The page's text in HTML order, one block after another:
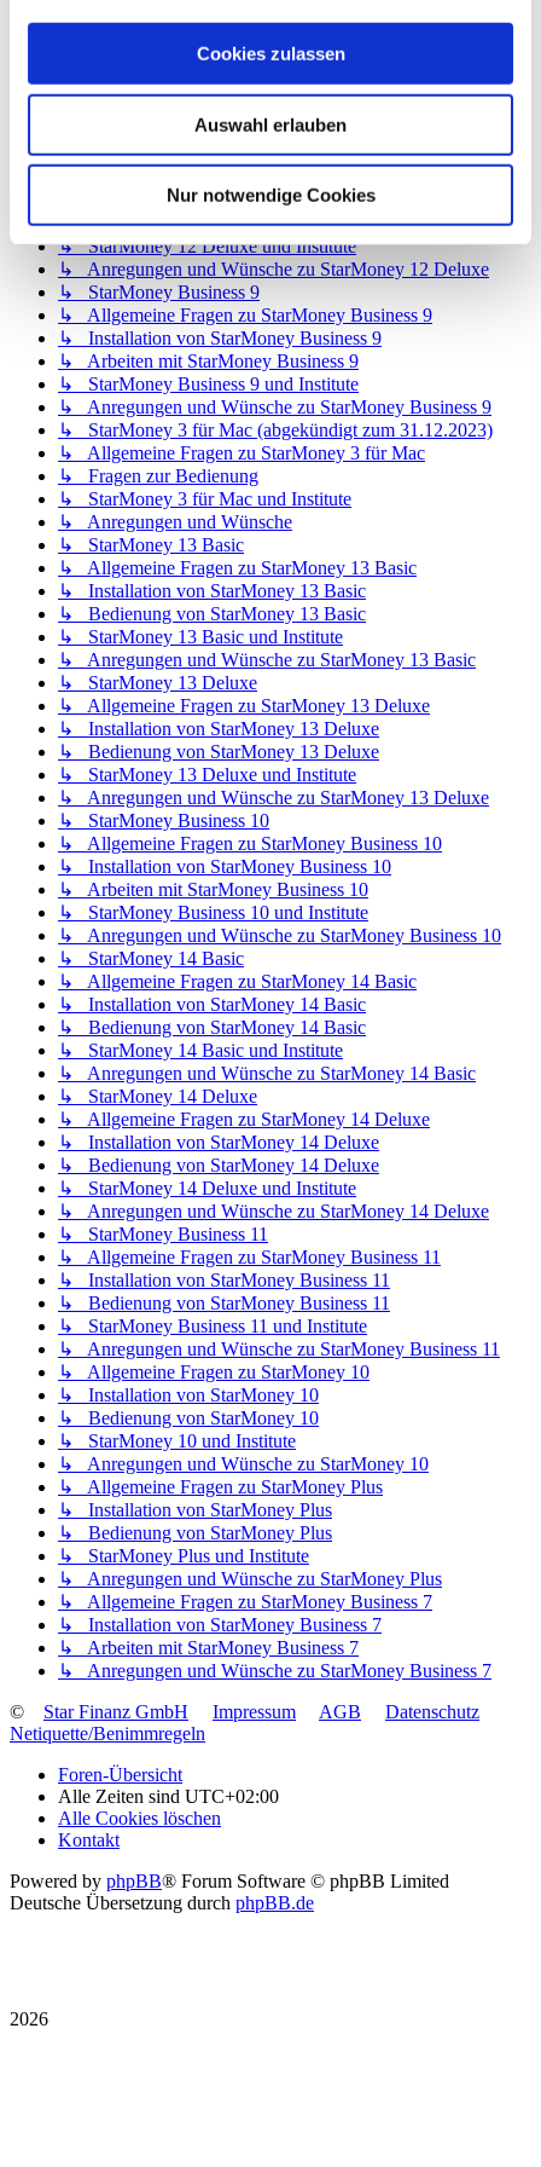
Cookies zulassen
Auswahl erlauben
Nur notwendige Cookies
↳ Installation von StarMoney 12 Basic
↳ Bedienung von StarMoney 12 Basic
↳ Anregungen und Wünsche zu StarMoney 12 Basic
↳ StarMoney 12 Deluxe
↳ Installation von StarMoney 12 Deluxe
↳ Bedienung von StarMoney 12 Deluxe
↳ StarMoney 12 Deluxe und Institute
↳ Anregungen und Wünsche zu StarMoney 12 Deluxe
↳ StarMoney Business 9
↳ Allgemeine Fragen zu StarMoney Business 9
↳ Installation von StarMoney Business 9
↳ Arbeiten mit StarMoney Business 9
↳ StarMoney Business 9 und Institute
↳ Anregungen und Wünsche zu StarMoney Business 9
↳ StarMoney 3 für Mac (abgekündigt zum 31.12.2023)
↳ Allgemeine Fragen zu StarMoney 3 für Mac
↳ Fragen zur Bedienung
↳ StarMoney 3 für Mac und Institute
↳ Anregungen und Wünsche
↳ StarMoney 13 Basic
↳ Allgemeine Fragen zu StarMoney 13 Basic
↳ Installation von StarMoney 13 Basic
↳ Bedienung von StarMoney 13 Basic
↳ StarMoney 13 Basic und Institute
↳ Anregungen und Wünsche zu StarMoney 13 Basic
↳ StarMoney 13 Deluxe
↳ Allgemeine Fragen zu StarMoney 13 Deluxe
↳ Installation von StarMoney 13 Deluxe
↳ Bedienung von StarMoney 13 Deluxe
↳ StarMoney 13 Deluxe und Institute
↳ Anregungen und Wünsche zu StarMoney 13 Deluxe
↳ StarMoney Business 10
↳ Allgemeine Fragen zu StarMoney Business 10
↳ Installation von StarMoney Business 10
↳ Arbeiten mit StarMoney Business 10
↳ StarMoney Business 10 und Institute
↳ Anregungen und Wünsche zu StarMoney Business 10
↳ StarMoney 14 Basic
↳ Allgemeine Fragen zu StarMoney 14 Basic
↳ Installation von StarMoney 14 Basic
↳ Bedienung von StarMoney 14 Basic
↳ StarMoney 14 Basic und Institute
↳ Anregungen und Wünsche zu StarMoney 14 Basic
↳ StarMoney 14 Deluxe
↳ Allgemeine Fragen zu StarMoney 14 Deluxe
↳ Installation von StarMoney 14 Deluxe
↳ Bedienung von StarMoney 14 Deluxe
↳ StarMoney 14 Deluxe und Institute
↳ Anregungen und Wünsche zu StarMoney 14 Deluxe
↳ StarMoney Business 11
↳ Allgemeine Fragen zu StarMoney Business 11
↳ Installation von StarMoney Business 11
↳ Bedienung von StarMoney Business 11
↳ StarMoney Business 11 und Institute
↳ Anregungen und Wünsche zu StarMoney Business 11
↳ Allgemeine Fragen zu StarMoney 10
↳ Installation von StarMoney 10
↳ Bedienung von StarMoney 10
↳ StarMoney 10 und Institute
↳ Anregungen und Wünsche zu StarMoney 10
↳ Allgemeine Fragen zu StarMoney Plus
↳ Installation von StarMoney Plus
↳ Bedienung von StarMoney Plus
↳ StarMoney Plus und Institute
↳ Anregungen und Wünsche zu StarMoney Plus
↳ Allgemeine Fragen zu StarMoney Business 7
↳ Installation von StarMoney Business 7
↳ Arbeiten mit StarMoney Business 7
↳ Anregungen und Wünsche zu StarMoney Business 7
©
Star Finanz GmbH Impressum AGB
Datenschutz
Netiquette/Benimmregeln
Foren-Übersicht
Alle Zeiten sind UTC+02:00
Alle Cookies löschen
Kontakt
Powered by phpBB® Forum Software © phpBB Limited
Deutsche Übersetzung durch phpBB.de
2026